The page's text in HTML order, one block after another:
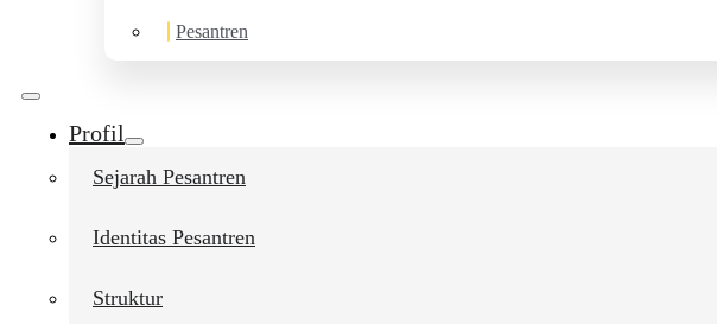
Pesantren
Profil
Sejarah Pesantren
Identitas Pesantren
Struktur